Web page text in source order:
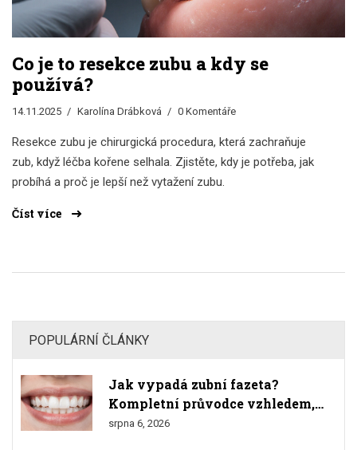
Co je to resekce zubu a kdy se
používá?
14.11.2025 Karolína Drábková 0 Komentáře
Resekce zubu je chirurgická procedura, která zachraňuje
zub, když léčba kořene selhala. Zjistěte, kdy je potřeba, jak
probíhá a proč je lepší než vytažení zubu.
Číst více
POPULÁRNÍ ČLÁNKY
Jak vypadá zubní fazeta?
Kompletní průvodce vzhledem,
materiály a výsledkem
srpna 6, 2026